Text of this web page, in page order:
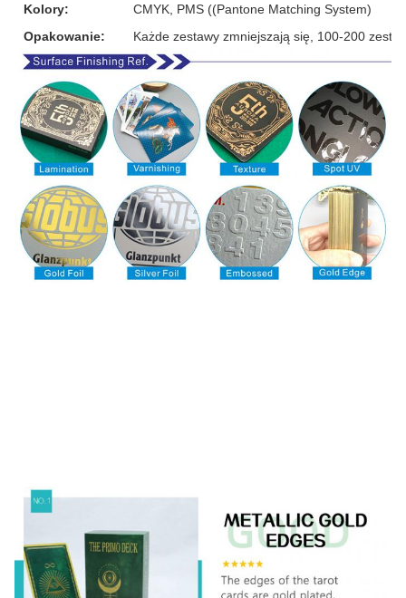
Kolory:
CMYK, PMS ((Pantone Matching System)
Opakowanie:
Każde zestawy zmniejszają się, 100-200